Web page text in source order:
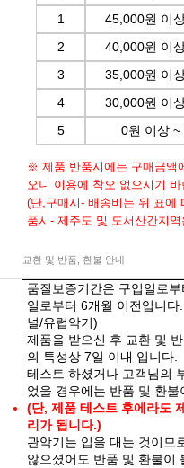
1
45,000원 이
2
40,000원 이
3
35,000원 이
4
30,000원 이
5
0원 이상
※ 제품 반품시에는 구매금액
오니 이용에 착오 없으시기 바
(단,구매시- 배송비는 위 표에
품시- 제주도 및 도서산간지
교환 및 반품, 환불 안내
품질보증기간은 구입일로
일로부터 6개월 이전입니
널/유럽악기)
제품을 받으신 후 교환 및
의 특성상 7일 이내 입니다.
테스트 하셨거나 고객님의
었을 경우에는 반품 및 환불
(단, 제품 테스트 후에라도
리가 됩니다.)
관악기는 입을 대는 것이므
않으셨어도 반품 및 환불이